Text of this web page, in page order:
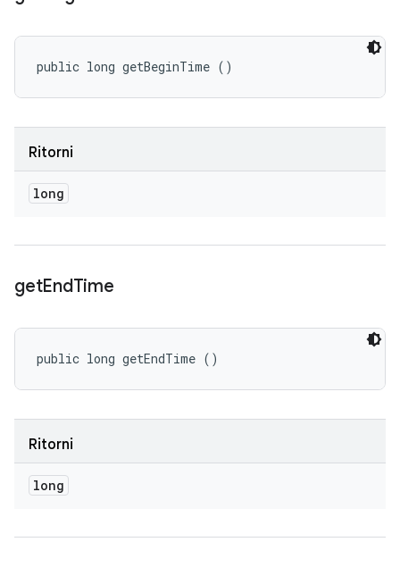
public long getBeginTime ()
Ritorni
long
getEndTime
public long getEndTime ()
Ritorni
long